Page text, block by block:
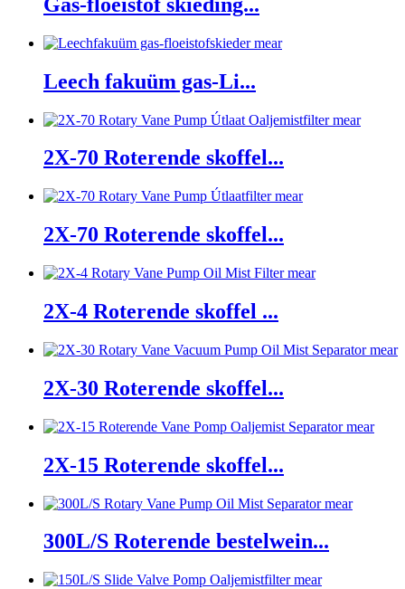
mear
Leech fakuüm gas-Li...
mear
2X-70 Roterende skoffel...
mear
2X-70 Roterende skoffel...
mear
2X-4 Roterende skoffel ...
mear
2X-30 Roterende skoffel...
mear
2X-15 Roterende skoffel...
mear
300L/S Roterende bestelwein...
mear